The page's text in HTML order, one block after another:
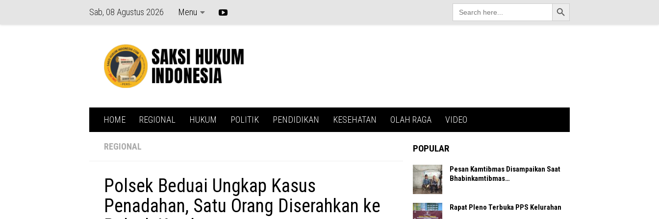
Sab, 08 Agustus 2026 Menu
Search
for:
Search Button
HOME REGIONAL HUKUM POLITIK PENDIDIKAN KESEHATAN OLAH RAGA VIDEO
REGIONAL
Polsek Beduai Ungkap Kasus
Penadahan, Satu Orang Diserahkan ke
POPULAR
Pesan Kamtibmas Disampaikan Saat
Bhabinkamtibmas…
Rapat Pleno Terbuka PPS Kelurahan